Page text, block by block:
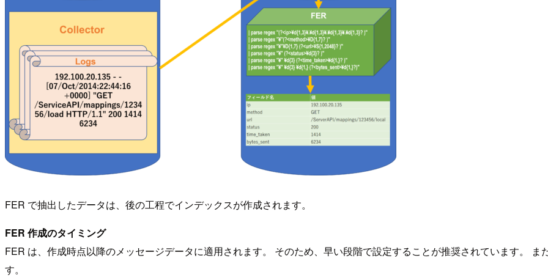
FER で抽出したデータは、後の工程でインデックスが作成されます。
FER 作成のタイミング
FER は、作成時点以降のメッセージデータに適用されます。 そのため、早い段階で設定することが推奨されています。
す。